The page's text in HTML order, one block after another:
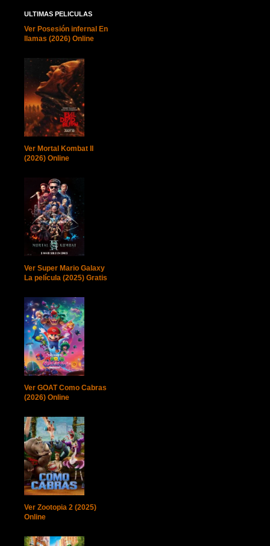
ULTIMAS PELICULAS
Ver Posesión infernal En
llamas (2026) Online
Ver Mortal Kombat II
(2026) Online
Ver Super Mario Galaxy
La película (2025) Gratis
Ver GOAT Como Cabras
(2026) Online
Ver Zootopia 2 (2025)
Online